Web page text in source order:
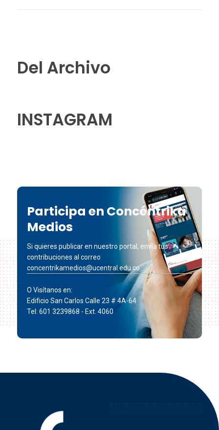
Del Archivo
INSTAGRAM
Participa en Concéntrika
Medios
Si quieres publicar en nuestro portal, envía tus
contribuciones al correo
concentrikamedios@ucentral.edu.co
O Visítanos en:
Edificio San Carlos Calle 23 # 4A-64
Tel: 601 3239868 - Ext. 4060